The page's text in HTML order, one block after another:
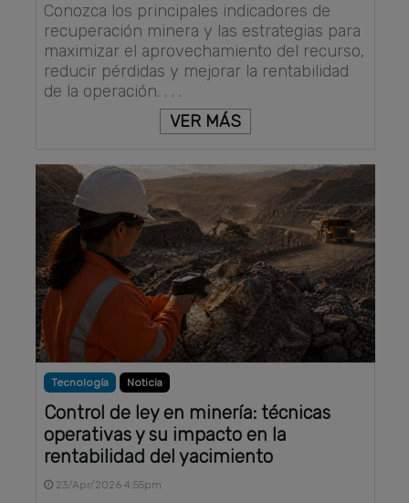
Conozca los principales indicadores de
recuperación minera y las estrategias para
maximizar el aprovechamiento del recurso,
reducir pérdidas y mejorar la rentabilidad
de la operación. . . .
VER MÁS
Tecnología Noticia
Control de ley en minería: técnicas
operativas y su impacto en la
rentabilidad del yacimiento
23/Apr/2026 4:55pm